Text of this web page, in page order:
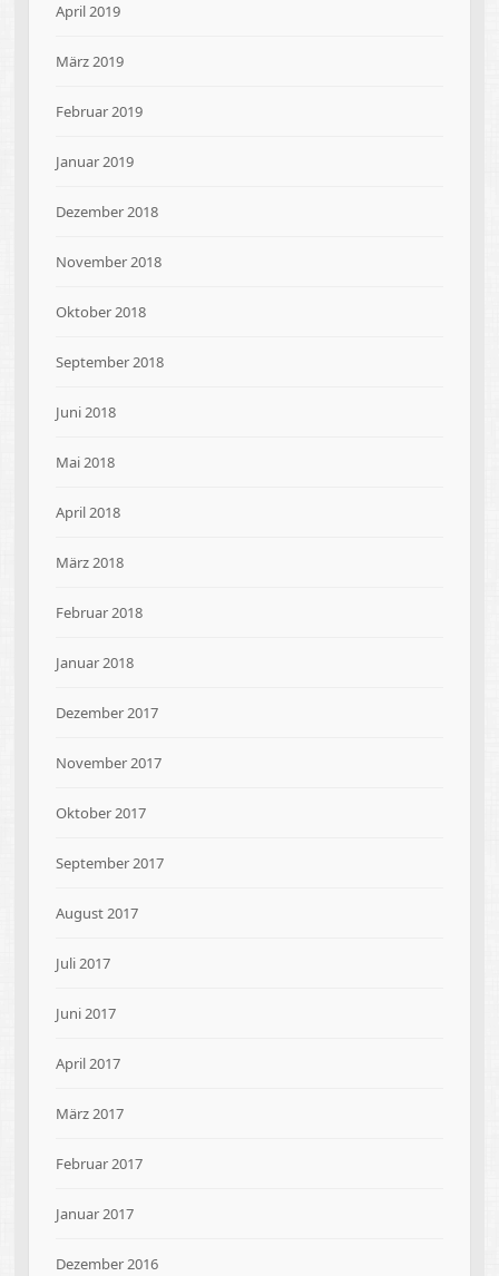
April 2019
März 2019
Februar 2019
Januar 2019
Dezember 2018
November 2018
Oktober 2018
September 2018
Juni 2018
Mai 2018
April 2018
März 2018
Februar 2018
Januar 2018
Dezember 2017
November 2017
Oktober 2017
September 2017
August 2017
Juli 2017
Juni 2017
April 2017
März 2017
Februar 2017
Januar 2017
Dezember 2016